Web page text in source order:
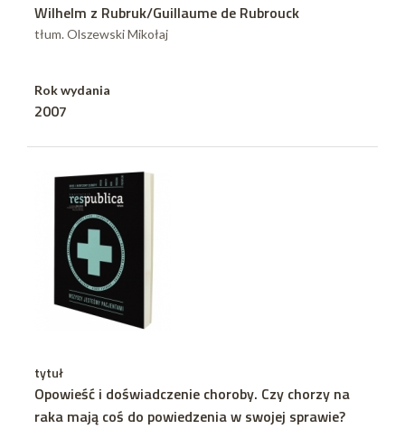
Wilhelm z Rubruk/Guillaume de Rubrouck
tłum. Olszewski Mikołaj
Rok wydania
2007
tytuł
Opowieść i doświadczenie choroby. Czy chorzy na
raka mają coś do powiedzenia w swojej sprawie?